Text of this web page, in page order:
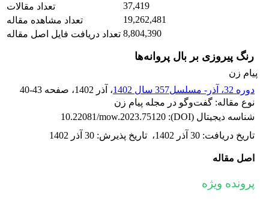
تعداد مقالات
37,419
تعداد مشاهده مقاله
19,262,481
تعداد دریافت فایل اصل مقاله 8,804,390
رنگ پیروزی بر بال پروانه‌ها
پیام زن
دوره 32، آذر- مسلسل357 سال 1402
، آذر 1402 ، صفحه 40-43
نوع مقاله: گفت‌وگو در مجله پیام زن
شناسه دیجیتال (DOI):
10.22081/mow.2023.75120
تاریخ دریافت: 30 آذر 1402 ، تاریخ پذیرش: 30 آذر 1402
اصل مقاله
پرونده ویژه